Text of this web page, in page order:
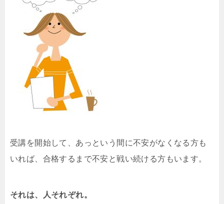
受講を開始して、あっという間に不安がなくなる方も
いれば、合格するまで不安と戦い続ける方もいます。
それは、人それぞれ。